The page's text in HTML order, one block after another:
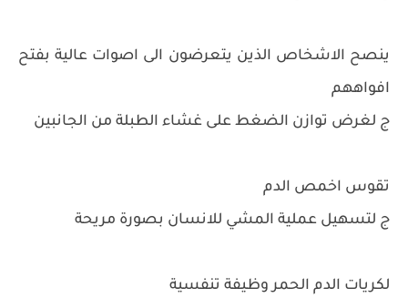
ينصح الاشخاص الذين يتعرضون الى اصوات عالية بفتح
افواههم
ج لغرض توازن الضغط على غشاء الطبلة من الجانبين
تقوس اخمص الدم
ج لتسهيل عملية المشي للانسان بصورة مريحة
لكريات الدم الحمر وظيفة تنفسية